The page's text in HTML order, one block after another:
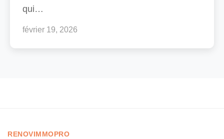
qui…
février 19, 2026
RENOVIMMOPRO